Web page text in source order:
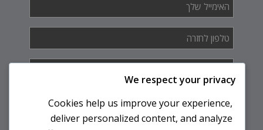
שלך *
טלפון
לחזרה *
איך
יכולים
לך?
We respect your privacy
Cookies help us improve your experience,
deliver personalized content, and analyze